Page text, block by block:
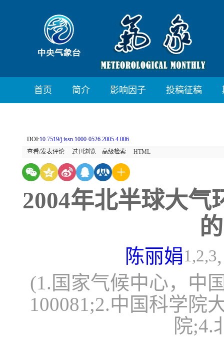
首页 简介 影响因子 投稿征稿
DOI:10.7519/j.issn.1000-0526.2005.4.006
查看/发表评论
过刊浏览 高级检索 HTML
2004年北半球大气
陈丽娟1,2,3
(1.国家气候中心，中
100081;2.中国科学院
院;4.